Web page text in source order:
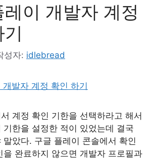
이 개발자 계정
성자: idlebread
계정 확인 기한을 선택하라고 해서
기한을 설정한 적이 있었는데 결국
말았다. 구글 플레이 콘솔에서 확인
을 완료하지 않으면 개발자 프로필과